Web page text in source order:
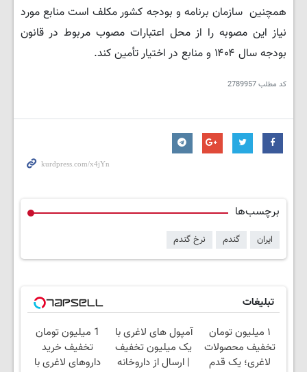
همچنین سازمان برنامه و بودجه کشور مکلف است منابع مورد
نیاز این مصوبه را از محل اعتبارات مصوب مربوط در قانون
بودجه سال ۱۴۰۴ و منابع در اختیار تأمین کند.
کد مطلب2789957
برچسب‌ها
ایران گندم نرخ گندم
تبلیغات
۱ میلیون تومان
تخفیف محصولات
لاغری؛ یک قدم
آمپول های لاغری با
یک میلیون تخفیف
| ارسال از داروخانه
1 میلیون تومان
تخفیف خرید
داروهای لاغری با